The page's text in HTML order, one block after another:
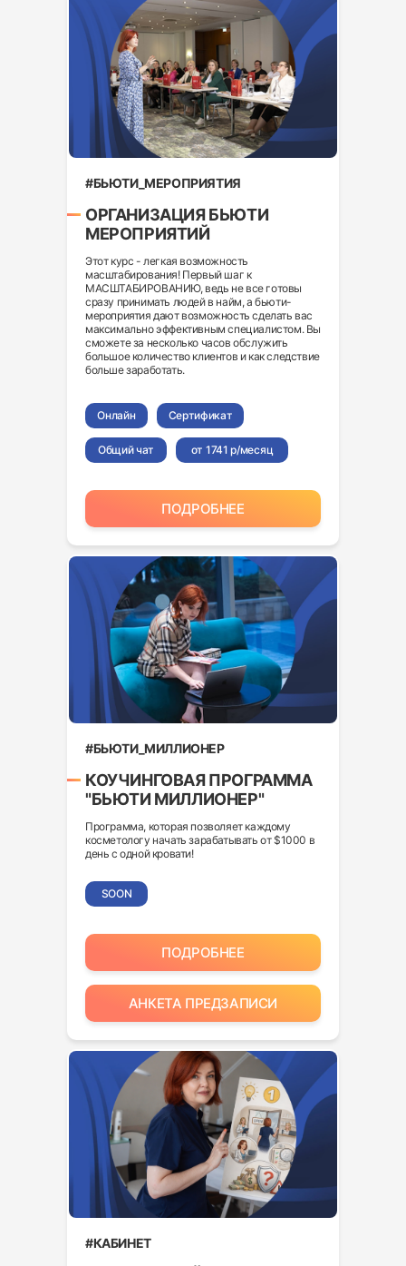
Этот курс - легкая возможность
масштабирования! Первый шаг к
МАСШТАБИРОВАНИЮ, ведь не все готовы
сразу принимать людей в найм, а бьюти-
мероприятия дают возможность сделать вас
максимально эффективным специалистом. Вы
сможете за несколько часов обслужить
большое количество клиентов и как следствие
больше заработать.
#БЬЮТИ_МЕРОПРИЯТИЯ
ОРГАНИЗАЦИЯ БЬЮТИ
МЕРОПРИЯТИЙ
ПОДРОБНЕЕ
Онлайн Сертификат
Общий чат от 1741 р/месяц
Программа, которая позволяет каждому
косметологу начать зарабатывать от $1000 в
день с одной кровати!
#БЬЮТИ_МИЛЛИОНЕР
КОУЧИНГОВАЯ ПРОГРАММА
"БЬЮТИ МИЛЛИОНЕР"
АНКЕТА ПРЕДЗАПИСИ
ПОДРОБНЕЕ
SOON
#КАБИНЕТ